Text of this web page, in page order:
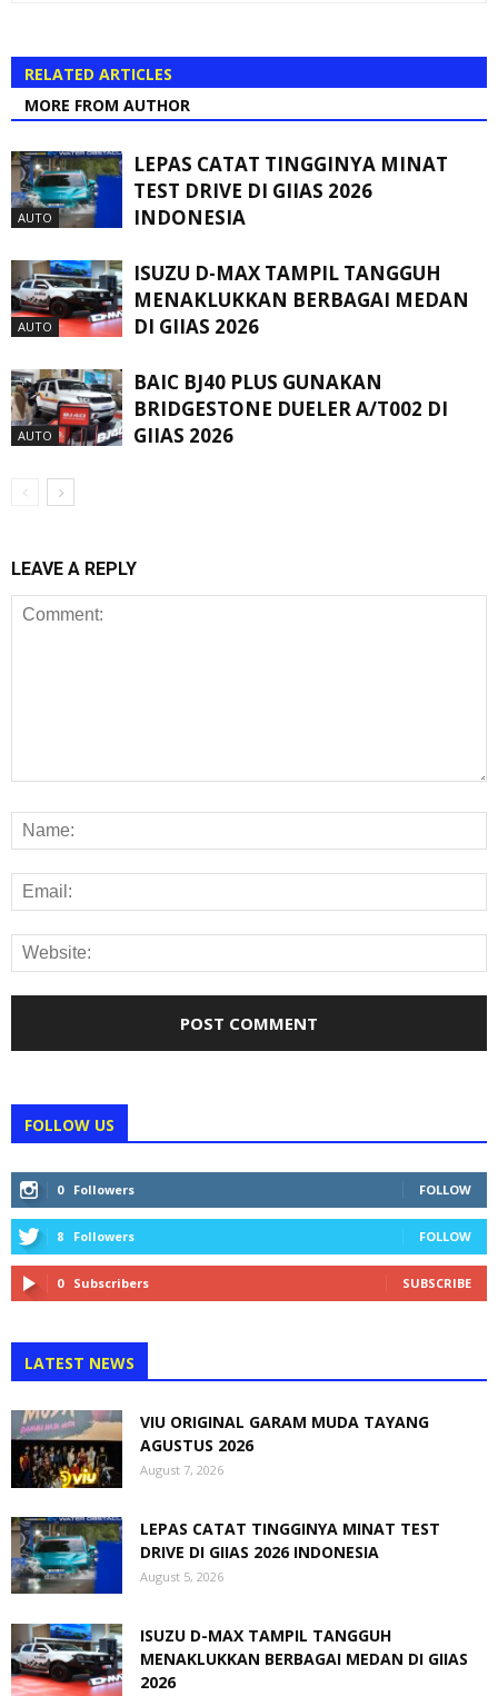
RELATED ARTICLES
MORE FROM AUTHOR
AUTO
LEPAS CATAT TINGGINYA MINAT
TEST DRIVE DI GIIAS 2026
INDONESIA
AUTO
ISUZU D-MAX TAMPIL TANGGUH
MENAKLUKKAN BERBAGAI MEDAN
DI GIIAS 2026
AUTO
BAIC BJ40 PLUS GUNAKAN
BRIDGESTONE DUELER A/T002 DI
GIIAS 2026
LEAVE A REPLY
FOLLOW US
0 Followers FOLLOW
8 Followers FOLLOW
0 Subscribers SUBSCRIBE
LATEST NEWS
VIU ORIGINAL GARAM MUDA TAYANG
AGUSTUS 2026
August 7, 2026
LEPAS CATAT TINGGINYA MINAT TEST
DRIVE DI GIIAS 2026 INDONESIA
August 5, 2026
ISUZU D-MAX TAMPIL TANGGUH
MENAKLUKKAN BERBAGAI MEDAN DI GIIAS
2026